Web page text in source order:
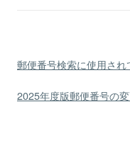
郵便番号検索に使用さ
2025年度版郵便番号の